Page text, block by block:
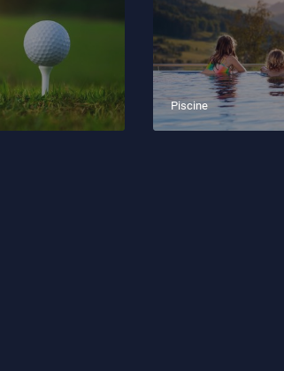
Piscine